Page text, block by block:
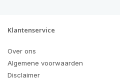
Klantenservice
Over ons
Algemene voorwaarden
Disclaimer